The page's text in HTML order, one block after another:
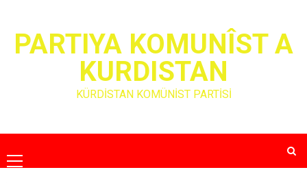
contentPARTIYA KOMUNÎST A
KURDISTAN
KÜRDİSTAN KOMÜNİST PARTİSİ
Primary
Menu